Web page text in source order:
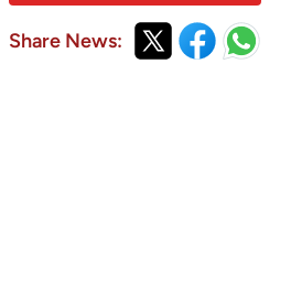
Share News: